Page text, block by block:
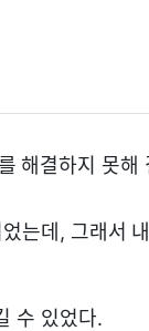
해결하지 못해
는데, 그래서
수 있었다.